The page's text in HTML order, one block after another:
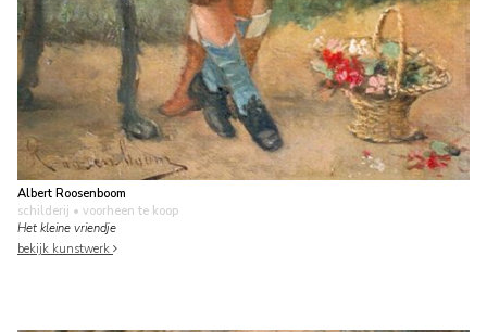
Albert Roosenboom
schilderij • voorheen te koop
Het kleine vriendje
bekijk kunstwerk